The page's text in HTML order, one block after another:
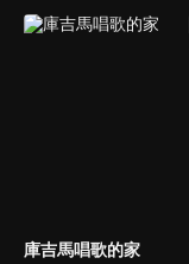
庫吉馬唱歌的家